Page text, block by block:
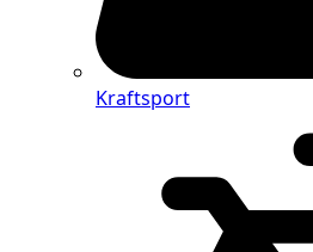
Kraftsport